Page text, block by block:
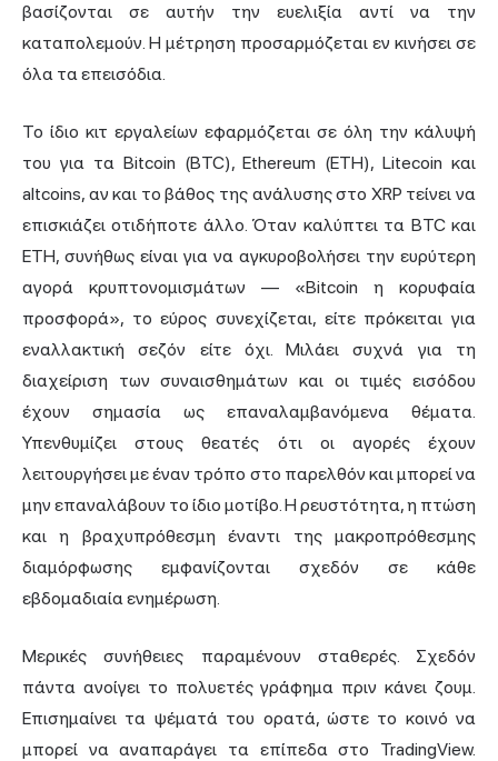
βασίζονται σε αυτήν την ευελιξία αντί να την
καταπολεμούν. Η μέτρηση προσαρμόζεται εν κινήσει σε
όλα τα επεισόδια.
Το ίδιο κιτ εργαλείων εφαρμόζεται σε όλη την κάλυψή
του για τα Bitcoin (BTC), Ethereum (ETH), Litecoin και
altcoins, αν και το βάθος της ανάλυσης στο XRP τείνει να
επισκιάζει οτιδήποτε άλλο. Όταν καλύπτει τα BTC και
ETH, συνήθως είναι για να αγκυροβολήσει την ευρύτερη
αγορά κρυπτονομισμάτων — «Bitcoin η κορυφαία
προσφορά», το εύρος συνεχίζεται, είτε πρόκειται για
εναλλακτική σεζόν είτε όχι. Μιλάει συχνά για τη
διαχείριση των συναισθημάτων και οι τιμές εισόδου
έχουν σημασία ως επαναλαμβανόμενα θέματα.
Υπενθυμίζει στους θεατές ότι οι αγορές έχουν
λειτουργήσει με έναν τρόπο στο παρελθόν και μπορεί να
μην επαναλάβουν το ίδιο μοτίβο. Η ρευστότητα, η πτώση
και η βραχυπρόθεσμη έναντι της μακροπρόθεσμης
διαμόρφωσης εμφανίζονται σχεδόν σε κάθε
εβδομαδιαία ενημέρωση.
Μερικές συνήθειες παραμένουν σταθερές. Σχεδόν
πάντα ανοίγει το πολυετές γράφημα πριν κάνει ζουμ.
Επισημαίνει τα ψέματά του ορατά, ώστε το κοινό να
μπορεί να αναπαράγει τα επίπεδα στο TradingView.